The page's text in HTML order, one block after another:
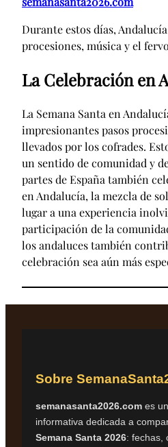
Durante estos días,
procesiones, música y el
La Celebración en
La Semana Santa en
impresionantes pasos
llevados por los cofrades.
un sentido de comunidad y
partes de España también
en Andalucía, la mezcla de
lugar a una experiencia
participación de la
los andaluces también
celebración sea aún más
Sobre
semanasanta2026.com es
informativa dedicada a
Semana Santa 2026: fechas,